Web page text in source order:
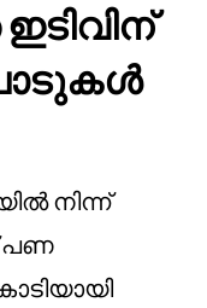
നിന്ന്
പണ